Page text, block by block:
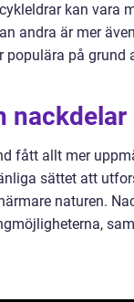
kan vara
andra är mer
på grund
fått allt mer
sättet att
naturen.